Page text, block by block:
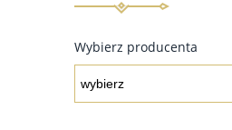
Wybierz producenta